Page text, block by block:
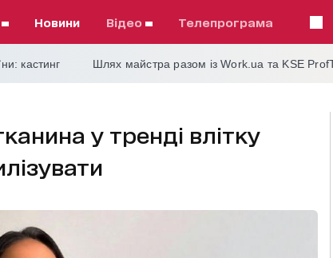
Новини відео телепрограма
кастинг Шлях майстра разом із Work.ua та KSE
у тренді влітку